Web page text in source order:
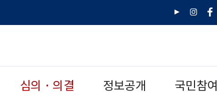
유
인
페
심의 · 의결 정보공개 국민참여